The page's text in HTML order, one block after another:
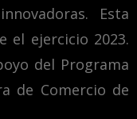
Esta
el ejercicio 2023.
del Programa
de Comercio de